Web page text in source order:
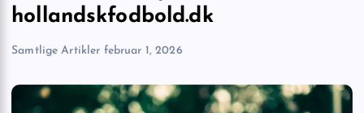
hollandskfodbold.dk
Samtlige Artikler februar 1, 2026